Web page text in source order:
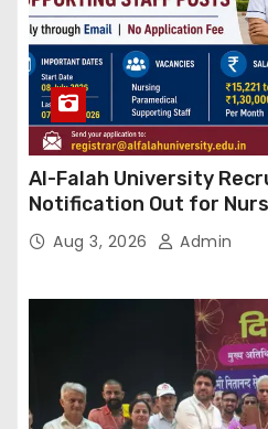
Al-Falah University
Notification Out for
Supporting Staff Posts,
Aug 3, 2026 Admin